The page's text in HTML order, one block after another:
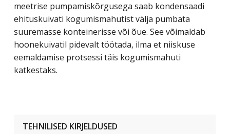
meetrise pumpamiskõrgusega saab kondensaadi
ehituskuivati ​​kogumismahutist välja pumbata
suuremasse konteinerisse või õue. See võimaldab
hoonekuivatil pidevalt töötada, ilma et niiskuse
eemaldamise protsessi täis kogumismahuti
katkestaks.
TEHNILISED KIRJELDUSED